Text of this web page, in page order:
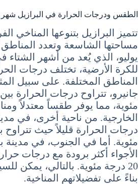
الطقس ودرجات الحرارة في البرازيل شهر
تتميز البرازيل بتنوعها المناخي
مساحتها الشاسعة وتعدد
يوليو، الذي يُعد من أشهر الشتاء
للكرة الأرضية، تختلف درجات
المناطق المختلفة. على سبيل
مئوية، مما يوفر طقساً معتدلاً
الخارجية. من ناحية أخرى، في
مئوية. أما في الجنوب، في مدينة
20 درجة مئوية. بالتالي، يمكن
بناءً على تفضيلاتهم المناخية.